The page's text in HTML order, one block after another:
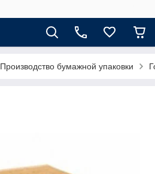
Производство бумажной упаковки